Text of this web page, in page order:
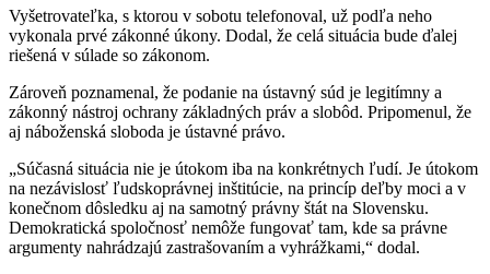
Vyšetrovateľka, s ktorou v sobotu telefonoval, už podľa neho
vykonala prvé zákonné úkony. Dodal, že celá situácia bude ďalej
riešená v súlade so zákonom.
Zároveň poznamenal, že podanie na ústavný súd je legitímny a
zákonný nástroj ochrany základných práv a slobôd. Pripomenul, že
aj náboženská sloboda je ústavné právo.
„Súčasná situácia nie je útokom iba na konkrétnych ľudí. Je útokom
na nezávislosť ľudskoprávnej inštitúcie, na princíp deľby moci a v
konečnom dôsledku aj na samotný právny štát na Slovensku.
Demokratická spoločnosť nemôže fungovať tam, kde sa právne
argumenty nahrádzajú zastrašovaním a vyhrážkami,“ dodal.